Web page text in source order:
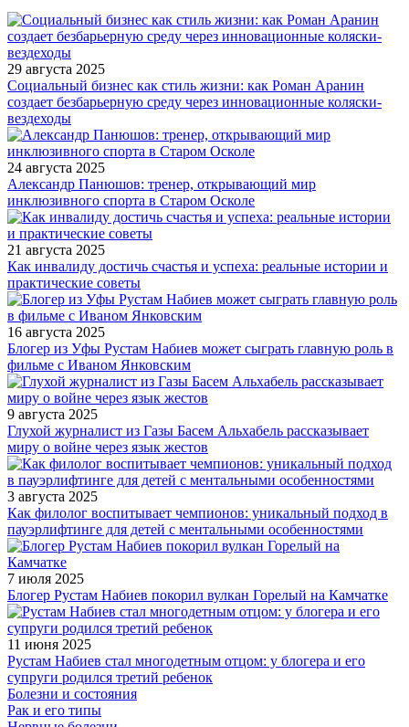
29 августа 2025
Социальный бизнес как стиль жизни: как Роман Аранин
создает безбарьерную среду через инновационные коляски-
вездеходы
24 августа 2025
Александр Панюшов: тренер, открывающий мир
инклюзивного спорта в Старом Осколе
21 августа 2025
Как инвалиду достичь счастья и успеха: реальные истории и
практические советы
16 августа 2025
Блогер из Уфы Рустам Набиев может сыграть главную роль в
фильме с Иваном Янковским
9 августа 2025
Глухой журналист из Газы Басем Альхабель рассказывает
миру о войне через язык жестов
3 августа 2025
Как филолог воспитывает чемпионов: уникальный подход в
пауэрлифтинге для детей с ментальными особенностями
7 июля 2025
Блогер Рустам Набиев покорил вулкан Горелый на Камчатке
11 июня 2025
Рустам Набиев стал многодетным отцом: у блогера и его
супруги родился третий ребенок
Болезни и состояния
Рак и его типы